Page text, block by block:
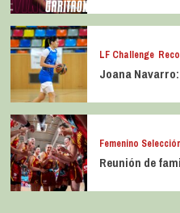
LF Challenge
Joana
Femenino
Reunión de